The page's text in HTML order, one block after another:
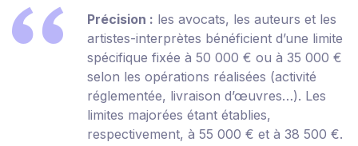
Précision : les avocats, les auteurs et les
artistes-interprètes bénéficient d’une limite
spécifique fixée à 50 000 € ou à 35 000 €
selon les opérations réalisées (activité
réglementée, livraison d’œuvres…). Les
limites majorées étant établies,
respectivement, à 55 000 € et à 38 500 €.